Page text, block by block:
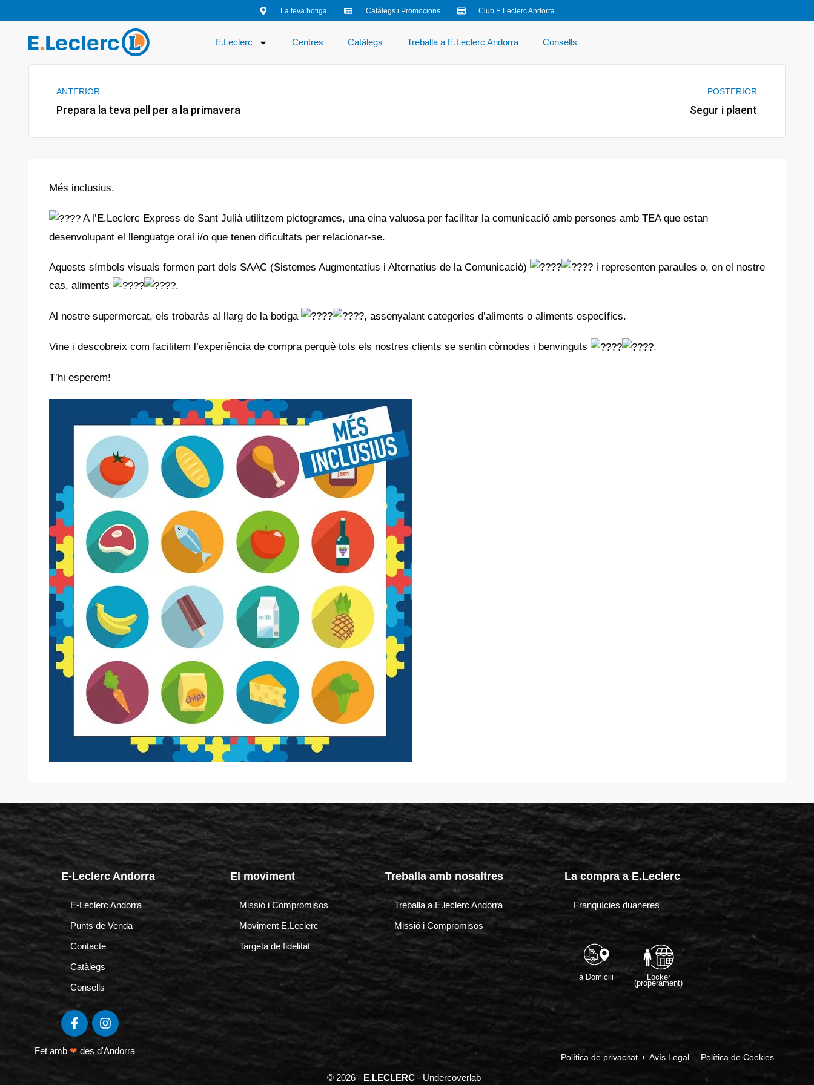
contingut
La teva botiga Catàlegs i Promocions Club E.Leclerc Andorra
E.Leclerc Centres Catàlegs Treballa a E.Leclerc Andorra Consells
ANTERIOR
Prepara la teva pell per a la primavera
POSTERIOR
Segur i plaent
Més inclusius.
A l’E.Leclerc Express de Sant Julià utilitzem pictogrames, una eina valuosa per facilitar la comunicació amb persones amb TEA que estan
desenvolupant el llenguatge oral i/o que tenen dificultats per relacionar-se.
Aquests símbols visuals formen part dels SAAC (Sistemes Augmentatius i Alternatius de la Comunicació)
i representen paraules o, en el nostre
cas, aliments
.
Al nostre supermercat, els trobaràs al llarg de la botiga , assenyalant categories d’aliments o aliments específics.
Vine i descobreix com facilitem l’experiència de compra perquè tots els nostres clients se sentin còmodes i benvinguts .
T’hi esperem!
E-Leclerc Andorra
E-Leclerc Andorra
Punts de Venda
Contacte
Catàlegs
Consells
F
a
c
e
I
n
s
t
El moviment
Missió i Compromisos
Moviment E.Leclerc
Targeta de fidelitat
Treballa amb nosaltres
Treballa a E.leclerc Andorra
Missió i Compromisos
La compra a E.Leclerc
Franquícies duaneres
a Domicili Locker
(properament)
Fet amb ❤ des d'Andorra
Política de privacitat Avís Legal Política de Cookies
© 2026 - E.LECLERC - Undercoverlab